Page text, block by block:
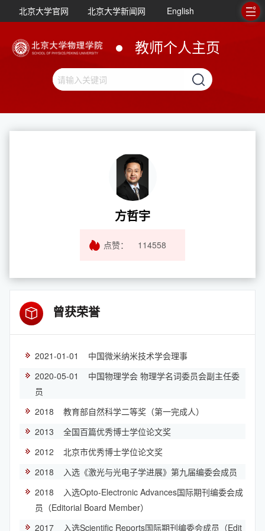
北京大学官网 北京大学新闻网 English
教师个人主页
方哲宇
点赞： 114558
曾获荣誉
2021-01-01 中国微米纳米技术学会理事
2020-05-01 中国物理学会 物理学名词委员会副主任委
员
2018 教育部自然科学二等奖（第一完成人）
2013 全国百篇优秀博士学位论文奖
2012 北京市优秀博士学位论文奖
2018 入选《激光与光电子学进展》第九届编委会成员
2018 入选Opto-Electronic Advances国际期刊编委会成
员（Editorial Board Member）
2017 入选Scientific Reports国际期刊编委会成员（Edit